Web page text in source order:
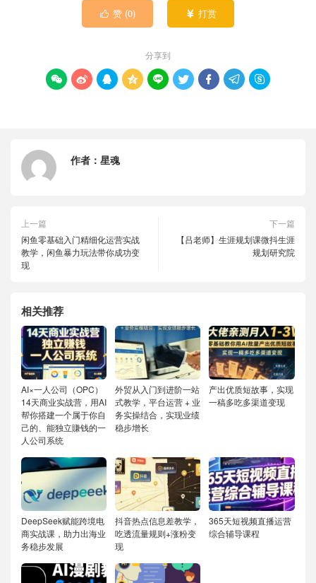
 赞 (0)  打赏
分享到
        
作者： 星魂
上一篇
闲鱼零基础入门精细化运营实战
教学，闲鱼暴力玩法带你成功变
现
下一篇
【吕老师】生涯规划课微抖生涯
规划研究院
相关推荐
AI×一人公司（OPC）
14天商业实战营，用AI
帮你搭建一个属于你自
己的、能独立賺钱的一
人公司系统
外贸从入门到进阶一站
式教学，平台运营 + 业
务实操结合，实现业绩
稳步增长
产出优质短故事，实现
一稿多吃多渠道变现
DeepSeek赋能跨境电
商实战课，助力出海业
务稳步发展
抖音热点信息差教学，
吃透流量规则+涨粉变
现
365天短视频直播运营
综合辅导课程